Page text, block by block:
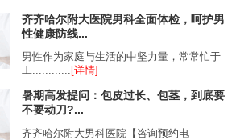
齐齐哈尔附大医院男科全面体检，呵护男
性健康防线...
男性作为家庭与生活的中坚力量，常常忙于
工............ [详情]
暑期高发提问：包皮过长、包茎，到底要
不要动刀?...
齐齐哈尔附大男科医院【咨询预约电